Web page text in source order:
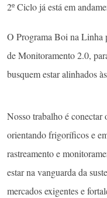
2º Ciclo já está em
O Programa Boi na Linha
de Monitoramento 2.0,
busquem estar alinhados
Nosso trabalho é conectar
orientando frigoríficos e
rastreamento e
estar na vanguarda da
mercados exigentes e